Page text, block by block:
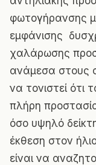
φωτογήρανσης
εμφάνισης
χαλάρωσης
ανάμεσα στους
να τονιστεί ότι
πλήρη
όσο υψηλό
έκθεση στον
είναι να